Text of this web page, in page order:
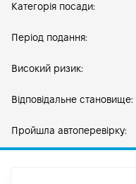
Категорія посади:
Період подання:
Високий ризик:
Відповідальне становище:
Пройшла автоперевірку: